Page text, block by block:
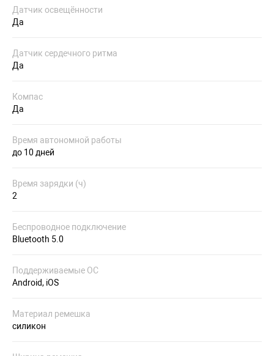
Датчик освещённости
Да
Датчик сердечного ритма
Да
Компас
Да
Время автономной работы
до 10 дней
Время зарядки (ч)
2
Беспроводное подключение
Bluetooth 5.0
Поддерживаемые ОС
Android, iOS
Материал ремешка
силикон